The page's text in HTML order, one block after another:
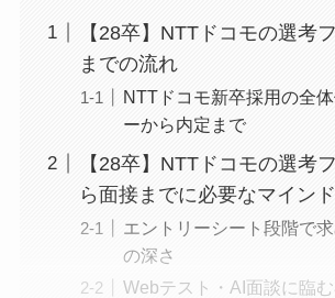
【28卒】NTTドコモの選考
までの流れ
NTTドコモ新卒採用の全
ーから内定まで
【28卒】NTTドコモの選考
ら面接までに必要なマイン
エントリーシート段階で
の深さ
Webテスト・AI面談に臨